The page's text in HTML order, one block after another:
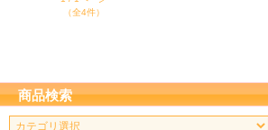
（全4件）
商品検索